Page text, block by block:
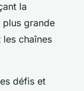
la
plus grande
chaînes
défis et